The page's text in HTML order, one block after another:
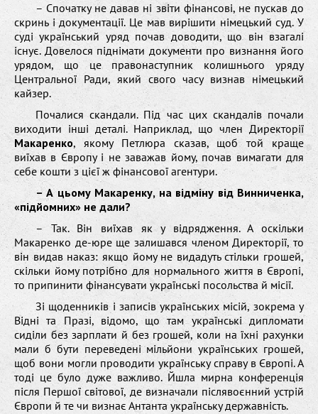
– Спочатку не давав ні звіти фінансові, не пускав до
скринь і документації. Це мав вирішити німецький суд. У
суді український уряд почав доводити, що він взагалі
існує. Довелося піднімати документи про визнання його
урядом, що це правонаступник колишнього уряду
Центральної Ради, який свого часу визнав німецький
кайзер.
Почалися скандали. Під час цих скандалів почали
виходити інші деталі. Наприклад, що член Директорії
Макаренко, якому Петлюра сказав, щоб той краще
виїхав в Європу і не заважав йому, почав вимагати для
себе кошти з цієї ж фінансової агентури.
– А цьому Макаренку, на відміну від Винниченка,
«підйомних» не дали?
– Так. Він виїхав як у відрядження. А оскільки
Макаренко де-юре ще залишався членом Директорії, то
він видав наказ: якщо йому не видадуть стільки грошей,
скільки йому потрібно для нормального життя в Європі,
то припинити фінансувати українські посольства й місії.
Зі щоденників і записів українських місій, зокрема у
Відні та Празі, відомо, що там українські дипломати
сиділи без зарплати й без грошей, коли на їхні рахунки
мали б бути переведені мільйони українських грошей,
щоб вони могли проводити українську справу в Європі. А
тоді це було дуже важливо. Йшла мирна конференція
після Першої світової, де визначали післявоєнний устрій
Європи й те чи визнає Антанта українську державність.